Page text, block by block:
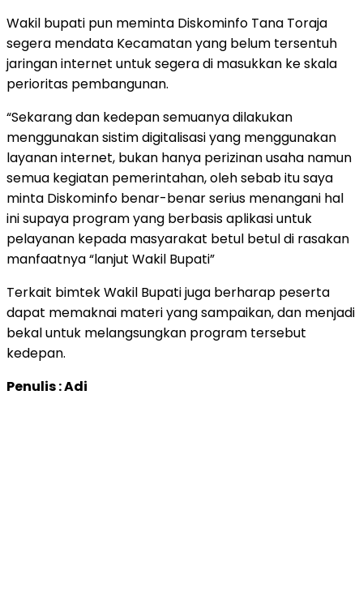
Wakil bupati pun meminta Diskominfo Tana Toraja
segera mendata Kecamatan yang belum tersentuh
jaringan internet untuk segera di masukkan ke skala
perioritas pembangunan.
“Sekarang dan kedepan semuanya dilakukan
menggunakan sistim digitalisasi yang menggunakan
layanan internet, bukan hanya perizinan usaha namun
semua kegiatan pemerintahan, oleh sebab itu saya
minta Diskominfo benar-benar serius menangani hal
ini supaya program yang berbasis aplikasi untuk
pelayanan kepada masyarakat betul betul di rasakan
manfaatnya “lanjut Wakil Bupati”
Terkait bimtek Wakil Bupati juga berharap peserta
dapat memaknai materi yang sampaikan, dan menjadi
bekal untuk melangsungkan program tersebut
kedepan.
Penulis : Adi